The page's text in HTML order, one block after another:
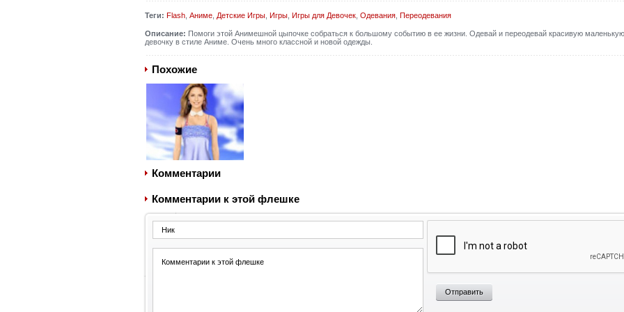
Теги: Flash, Аниме, Детские Игры, Игры, Игры для Девочек, Одевания, Переодевания
Описание: Помоги этой Анимешной цыпочке собраться к большому событию в ее жизни. Одевай и переодевай красивую маленькую
девочку в стиле Аниме. Очень много классной и новой одежды.
Похожие
Комментарии
Комментарии к этой флешке
Отправить